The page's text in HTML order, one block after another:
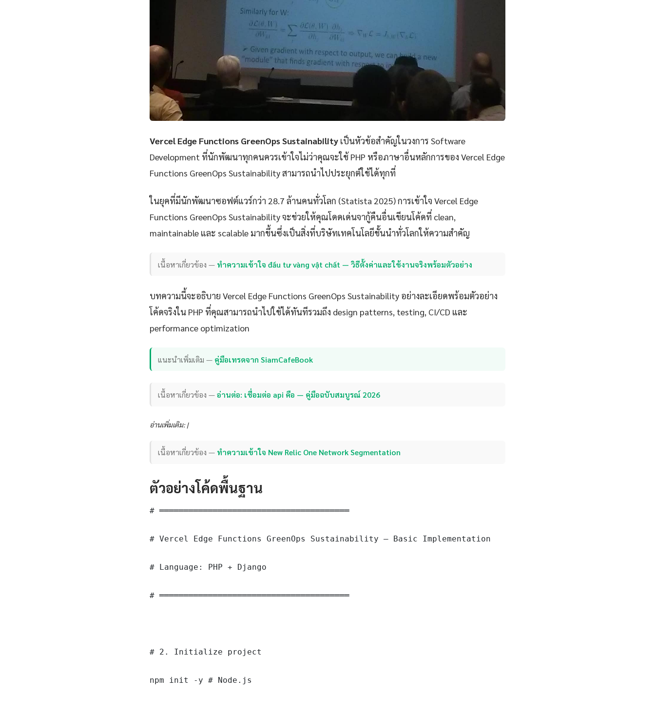
Vercel Edge Functions GreenOps Sustainability เป็นหัวข้อสำคัญในวงการ Software
Development ที่นักพัฒนาทุกคนควรเข้าใจไม่ว่าคุณจะใช้ PHP หรือภาษาอื่นหลักการของ Vercel Edge
Functions GreenOps Sustainability สามารถนำไปประยุกต์ใช้ได้ทุกที่
ในยุคที่มีนักพัฒนาซอฟต์แวร์กว่า 28.7 ล้านคนทั่วโลก (Statista 2025) การเข้าใจ Vercel Edge
Functions GreenOps Sustainability จะช่วยให้คุณโดดเด่นจากู้คืนอื่นเขียนโค้ดที่ clean,
maintainable และ scalable มากขึ้นซึ่งเป็นสิ่งที่บริษัทเทคโนโลยีชั้นนำทั่วโลกให้ความสำคัญ
เนื้อหาเกี่ยวข้อง — ทำความเข้าใจ đầu tư vàng vật chất — วิธีตั้งค่าและใช้งานจริงพร้อมตัวอย่าง
บทความนี้จะอธิบาย Vercel Edge Functions GreenOps Sustainability อย่างละเอียดพร้อมตัวอย่าง
โค้ดจริงใน PHP ที่คุณสามารถนำไปใช้ได้ทันทีรวมถึง design patterns, testing, CI/CD และ
performance optimization
แนะนำเพิ่มเติม — คู่มือเทรดจาก SiamCafeBook
เนื้อหาเกี่ยวข้อง —อ่านต่อ: เชื่อมต่อ api คือ — คู่มือฉบับสมบูรณ์ 2026
อ่านเพิ่มเติม: |
เนื้อหาเกี่ยวข้อง — ทำความเข้าใจ New Relic One Network Segmentation
ตัวอย่างโค้ดพื้นฐาน
# ═══════════════════════════════════════
# Vercel Edge Functions GreenOps Sustainability — Basic Implementation
# Language: PHP + Django
# ═══════════════════════════════════════
# 2. Initialize project
npm init -y # Node.js